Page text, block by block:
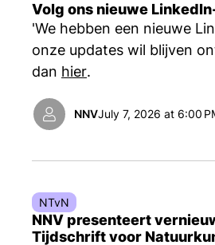
Volg ons nieuwe
'We hebben een nieuwe
onze updates wil blijven
dan hier.
NNVJuly 7, 2026 at 6:00
NNV presenteert
Tijdschrift voor
NTvN